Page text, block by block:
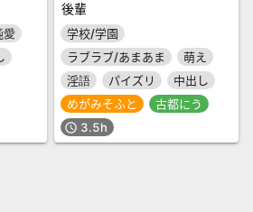
愛
後輩
学校/学園
ラブラブ/あまあま
萌え
淫語
パイズリ
中出し
めがみそふと
古都にう
schedule 3.5h